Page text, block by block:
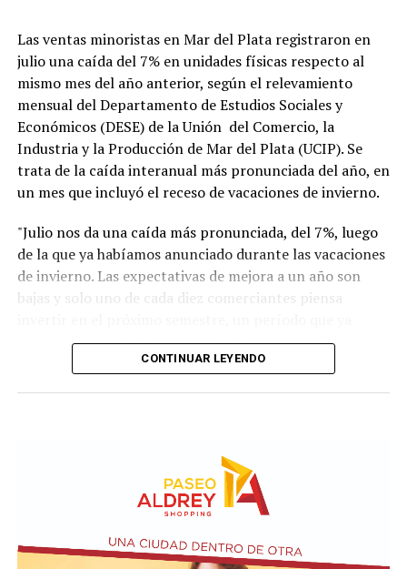
Las ventas minoristas en Mar del Plata registraron en
julio una caída del 7% en unidades físicas respecto al
mismo mes del año anterior, según el relevamiento
mensual del Departamento de Estudios Sociales y
Económicos (DESE) de la Unión del Comercio, la
Industria y la Producción de Mar del Plata (UCIP). Se
trata de la caída interanual más pronunciada del año, en
un mes que incluyó el receso de vacaciones de invierno.
"Julio nos da una caída más pronunciada, del 7%, luego
de la que ya habíamos anunciado durante las vacaciones
de invierno. Las expectativas de mejora a un año son
bajas y solo uno de cada diez comerciantes piensa
alcanza al inicio de la temporada de verano", afirmó
Los datos del relevamiento confirman una tendencia
que se profundiza mes a mes. El 52,4% de los
empeoró respecto al año anterior, contra un 41,3% que
CONTINUAR LEYENDO